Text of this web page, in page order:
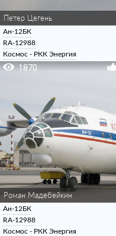
Петeр Цегень
Ан-12БК
RA-12988
Космос - РКК Энергия
1870
Роман Мадебейкин
Ан-12БК
RA-12988
Космос - РКК Энергия